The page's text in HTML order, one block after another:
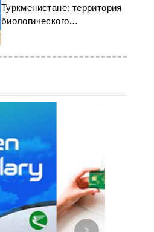
Туркменистане: территория
биологического
разнообразия